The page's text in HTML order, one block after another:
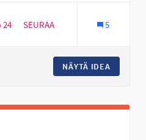
24 24 SEURAAJAA
SEURAA 5
NÄYTÄ IDEA